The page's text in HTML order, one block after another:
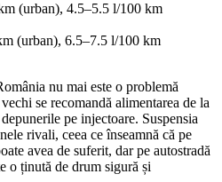
(urban), 4.5–5.5 l/100 km
(urban), 6.5–7.5 l/100 km
nu mai este o problemă
se recomandă alimentarea de la
pe injectoare. Suspensia
rivali, ceea ce înseamnă că pe
avea de suferit, dar pe autostradă
o ținută de drum sigură și